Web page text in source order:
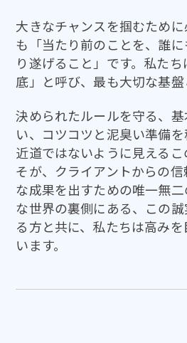
大きなチャンスを掴むため
も「当たり前のことを、誰
り遂げること」です。私た
底」と呼び、最も大切な基盤
決められたルールを守る、
い、コツコツと泥臭い準備を
近道ではないように見える
そが、クライアントからの
な成果を出すための唯一無
な世界の裏側にある、この
る方と共に、私たちは高み
います。